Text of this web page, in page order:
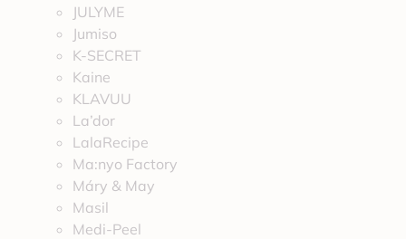
JULYME
Jumiso
K-SECRET
Kaine
KLAVUU
La’dor
LalaRecipe
Ma:nyo Factory
Máry & May
Masil
Medi-Peel